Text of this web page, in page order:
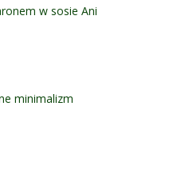
w sosie Ani
minimalizm